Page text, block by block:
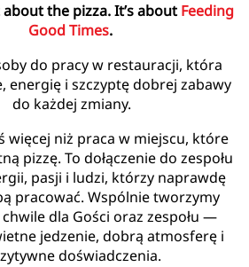
about the pizza. It’s about Feeding
Good Times.
do pracy w restauracji, która
energię i szczyptę dobrej zabawy
do każdej zmiany.
więcej niż praca w miejscu, które
pizzę. To dołączenie do zespołu
pasji i ludzi, którzy naprawdę
pracować. Wspólnie tworzymy
dla Gości oraz zespołu —
jedzenie, dobrą atmosferę i
doświadczenia.